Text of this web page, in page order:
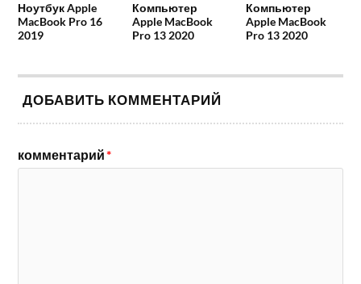
Ноутбук Apple
MacBook Pro 16
2019
Компьютер
Apple MacBook
Pro 13 2020
Компьютер
Apple MacBook
Pro 13 2020
ДОБАВИТЬ КОММЕНТАРИЙ
комментарий*